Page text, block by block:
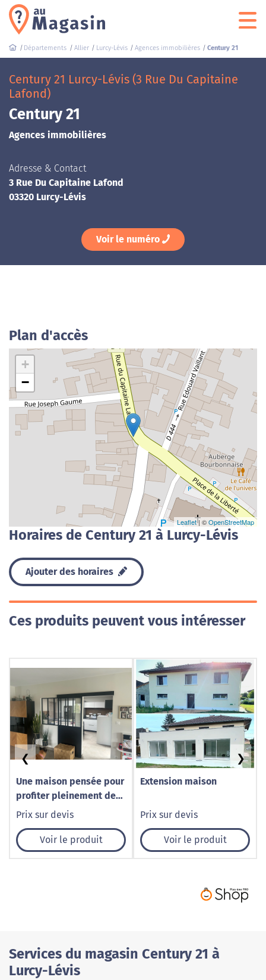
Départements Allier Lurcy-Lévis Agences immobilières Century 21
Century 21 Lurcy-Lévis (3 Rue Du Capitaine
Lafond)
Century 21
Agences immobilières
Adresse & Contact
3 Rue Du Capitaine Lafond
03320 Lurcy-Lévis
Voir le numéro
Plan d'accès
+
−
Leaflet| ©OpenStreetMap
Horaires de Century 21 à Lurcy-Lévis
Ajouter des horaires
Ces produits peuvent vous intéresser
Une maison pensée pour
profiter pleinement de
ses espaces de vie
Prix sur devis
Voir le produit
Extension maison
Prix sur devis
Voir le produit
❮ ❯
Services du magasin Century 21 à
Lurcy-Lévis